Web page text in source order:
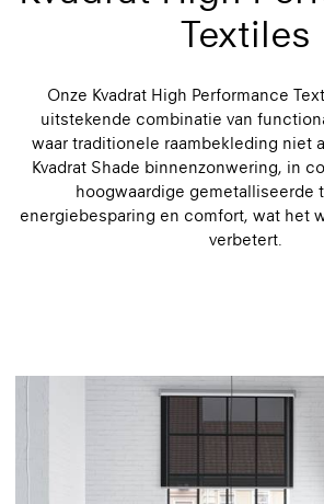
Textiles
Onze Kvadrat High Performance
uitstekende combinatie van
waar traditionele raambekleding niet
Kvadrat Shade binnenzonwering, in
hoogwaardige gemetalliseerde
energiebesparing en comfort, wat het
verbetert.